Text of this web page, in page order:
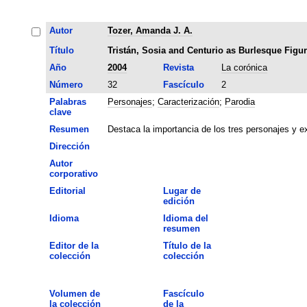
Autor
Tozer, Amanda J. A.
Título
Tristán, Sosia and Centurio as Burlesque
Año
2004 Revista
La corónica
Número
32 Fascículo
2
Palabras
clave
Personajes; Caracterización; Parodia
Resumen
Destaca la importancia de los tres personajes y
Dirección
Autor
corporativo
Editorial
Lugar de
edición
Idioma
Idioma del
resumen
Editor de la
colección
Título de la
colección
Volumen de
la colección
Fascículo
de la